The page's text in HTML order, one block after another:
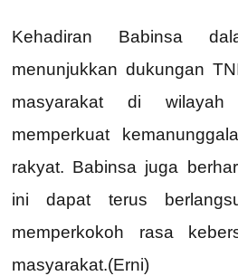
Kehadiran Babinsa
menunjukkan dukungan
masyarakat di wilayah
memperkuat
rakyat. Babinsa juga
ini dapat terus
memperkokoh rasa
masyarakat.(Erni)